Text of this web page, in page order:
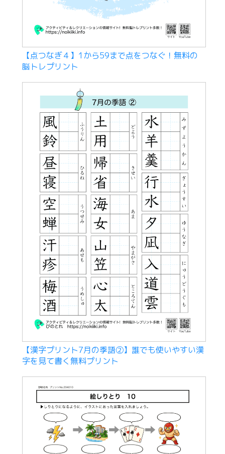
【点つなぎ４】1から59まで点をつなぐ！無料の
脳トレプリント
【漢字プリント7月の季語②】誰でも使いやすい漢
字を見て書く無料プリント